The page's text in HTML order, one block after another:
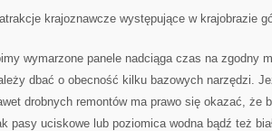
krajoznawcze występujące w krajobrazie
wymarzone panele nadciąga czas na zgodny
dbać o obecność kilku bazowych narzędzi.
drobnych remontów ma prawo się okazać, że
pasy uciskowe lub poziomica wodna bądź też